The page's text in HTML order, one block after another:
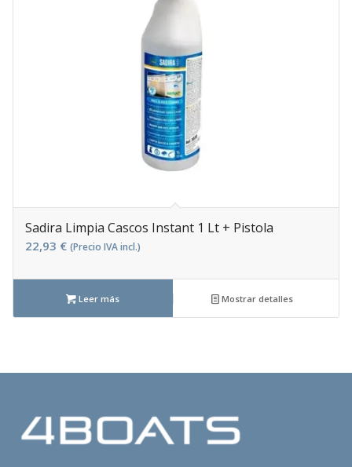
Sadira Limpia Cascos Instant 1 Lt + Pistola
22,93 € (Precio IVA incl.)
Leer más Mostrar detalles